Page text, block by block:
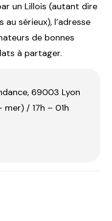
un Lillois (autant dire
sérieux), l’adresse
de bonnes
à partager.
69003 Lyon
/ 17h – 01h